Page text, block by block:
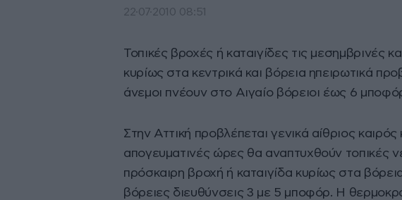
22·07·2010 08:51
Τοπικές βροχές ή καταιγίδες τις μεσημβρινές
κυρίως στα κεντρικά και βόρεια ηπειρωτικά
άνεμοι πνέουν στο Αιγαίο βόρειοι έως 6
Στην Αττική προβλέπεται γενικά αίθριος
απογευματινές ώρες θα αναπτυχθούν τοπικές
πρόσκαιρη βροχή ή καταιγίδα κυρίως στα
βόρειες διευθύνσεις 3 με 5 μποφόρ. Η